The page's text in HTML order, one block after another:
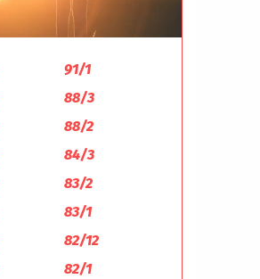
91/1
88/3
88/2
84/3
83/2
83/1
82/12
82/1